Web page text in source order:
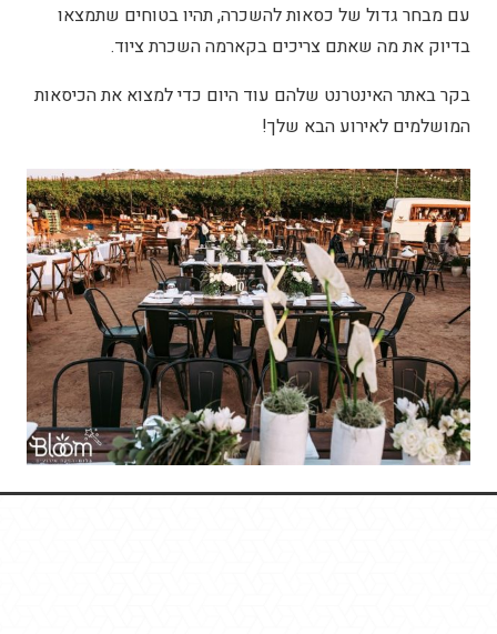
עם מבחר גדול של כסאות להשכרה, תהיו בטוחים שתמצאו
בדיוק את מה שאתם צריכים בקארמה השכרת ציוד.
בקר באתר האינטרנט שלהם עוד היום כדי למצוא את הכיסאות
המושלמים לאירוע הבא שלך!